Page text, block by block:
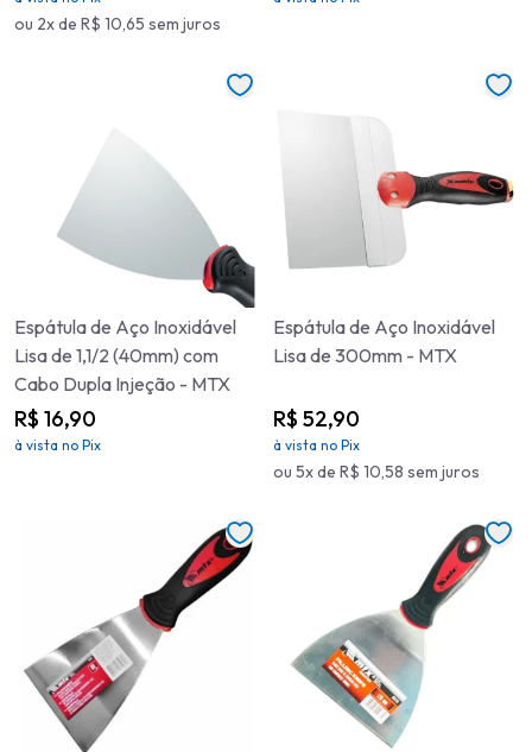
ou 2x de R$ 10,65 sem juros
Espátula de Aço Inoxidável
Lisa de 1,1/2 (40mm) com
Cabo Dupla Injeção - MTX
R$ 16,90
à vista no Pix
Espátula de Aço Inoxidável
Lisa de 300mm - MTX
R$ 52,90
à vista no Pix
ou 5x de R$ 10,58 sem juros